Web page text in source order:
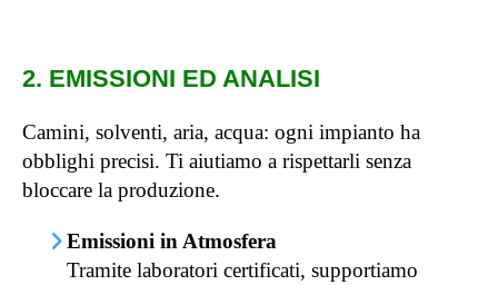
2. EMISSIONI ED ANALISI
Camini, solventi, aria, acqua: ogni impianto ha
obblighi precisi. Ti aiutiamo a rispettarli senza
bloccare la produzione.
Emissioni in Atmosfera
Tramite laboratori certificati, supportiamo